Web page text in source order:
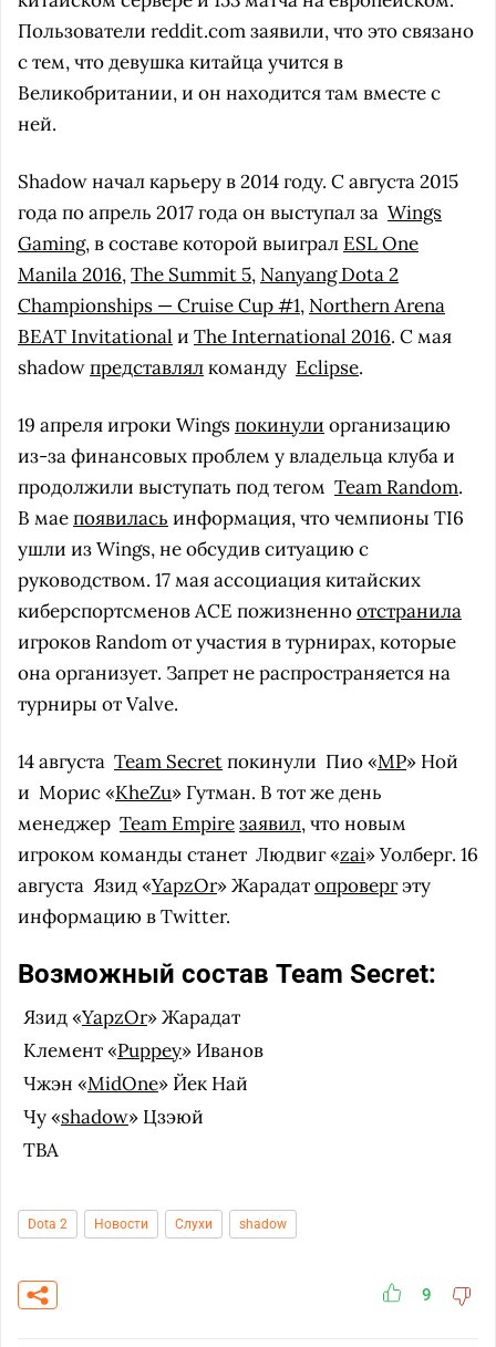
Пользователи reddit.com заявили, что это связано
с тем, что девушка китайца учится в
Великобритании, и он находится там вместе с
ней.
Shadow начал карьеру в 2014 году. С августа 2015
года по апрель 2017 года он выступал за Wings
Gaming, в составе которой выиграл ESL One
Manila 2016,The Summit 5, Nanyang Dota 2
Championships — Cruise Cup #1, Northern Arena
BEAT Invitational и The International 2016. С мая
shadowпредставлялкоманду Eclipse.
19 апреля игроки Wingsпокинули организацию
из-за финансовых проблем у владельца клуба и
продолжили выступать под тегом Team Random.
В маепоявилась информация, что чемпионы TI6
ушли из Wings, не обсудив ситуацию с
руководством. 17 мая ассоциация китайских
киберспортсменов ACE пожизненноотстранила
игроков Random от участия в турнирах, которые
она организует. Запрет не распространяется на
турниры от Valve.
14 августа Team Secretпокинули Пио «MP» Ной
и Морис «KheZu» Гутман. В тот же день
менеджер Team Empireзаявил, что новым
игроком команды станет Людвиг «zai» Уолберг. 16
августа Язид «YapzOr» Жарадатопровергэту
информацию в Twitter.
Возможный состав Team Secret:
Язид «YapzOr» Жарадат
Клемент «Puppey» Иванов
Чжэн «MidOne» Йек Най
Чу «shadow» Цзэюй
TBA
Dota 2 Новости Слухи shadow
9